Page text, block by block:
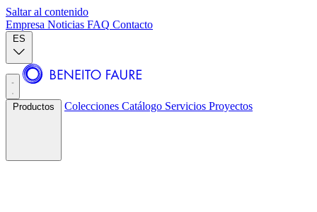
Saltar al contenido
Empresa Noticias FAQ Contacto
ES
Productos Colecciones Catálogo Servicios Proyectos